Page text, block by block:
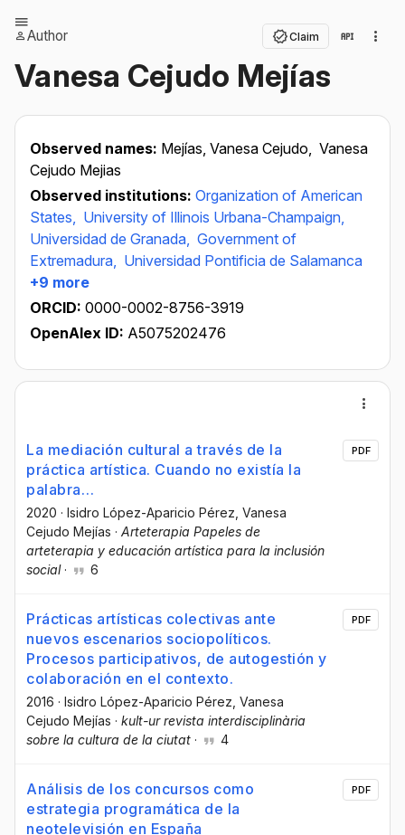
Author Claim
Vanesa Cejudo Mejías
Observed names: Mejías, Vanesa Cejudo, Vanesa
Cejudo Mejias
Observed institutions: Organization of American
States, University of Illinois Urbana-Champaign,
Universidad de Granada, Government of
Extremadura, Universidad Pontificia de Salamanca
+9 more
ORCID: 0000-0002-8756-3919
OpenAlex ID: A5075202476
La mediación cultural a través de la
práctica artística. Cuando no existía la
palabra…
2020 · Isidro López-Aparicio Pérez , Vanesa
Cejudo Mejías · Arteterapia Papeles de
arteterapia y educación artística para la inclusión
social· 6
PDF
Prácticas artísticas colectivas ante
nuevos escenarios sociopolíticos.
Procesos participativos, de autogestión y
colaboración en el contexto.
2016 · Isidro López-Aparicio Pérez , Vanesa
Cejudo Mejías · kult-ur revista interdisciplinària
sobre la cultura de la ciutat · 4
PDF
Análisis de los concursos como
estrategia programática de la
neotelevisión en España
PDF